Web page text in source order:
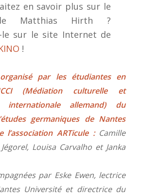
en savoir plus sur le
Matthias Hirth ?
le sur le site Internet de
!
par les étudiantes en
(Médiation culturelle et
internationale allemand) du
germaniques de Nantes
l’association ARTicule :Camille
Louisa Carvalho et Janka
par Eske Ewen, lectrice
Université et directrice du